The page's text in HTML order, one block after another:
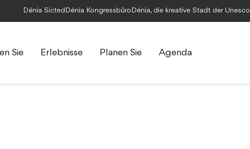
Dénia Sicted Dénia Kongressbüro Dénia, die kreative Stadt der Unesco
Sie Erlebnisse Planen Sie Agenda